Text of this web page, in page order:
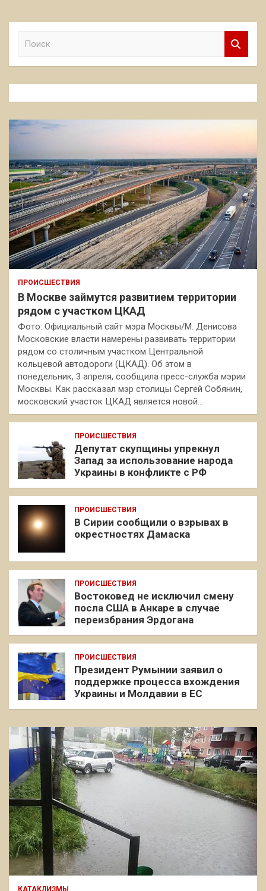
к
ПРОИСШЕСТВИЯ
В Москве займутся развитием территории
рядом с участком ЦКАД
Фото: Официальный сайт мэра Москвы/М. Денисова
Московские власти намерены развивать территории
рядом со столичным участком Центральной
кольцевой автодороги (ЦКАД). Об этом в
понедельник, 3 апреля, сообщила пресс-служба мэрии
Москвы. Как рассказал мэр столицы Сергей Собянин,
московский участок ЦКАД является новой…
ПРОИСШЕСТВИЯ
Депутат скупщины упрекнул
Запад за использование народа
Украины в конфликте с РФ
ПРОИСШЕСТВИЯ
В Сирии сообщили о взрывах в
окрестностях Дамаска
ПРОИСШЕСТВИЯ
Востоковед не исключил смену
посла США в Анкаре в случае
переизбрания Эрдогана
ПРОИСШЕСТВИЯ
Президент Румынии заявил о
поддержке процесса вхождения
Украины и Молдавии в ЕС